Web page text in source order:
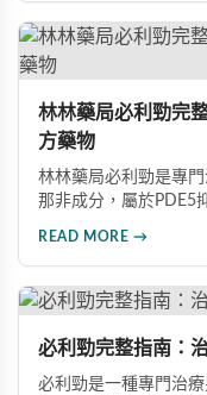
林林藥局必利勁完
方藥物
林林藥局必利勁是專
那非成分，屬於PDE5
READ MORE →
必利勁完整指南：
必利勁是一種專門治